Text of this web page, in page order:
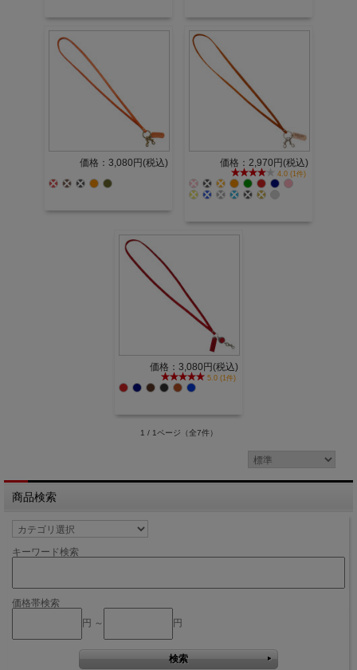
価格：3,080円(税込) 価格：2,970円(税込)
4.0 (1件)
価格：3,080円(税込)
5.0 (1件)
1 / 1ページ （全7件）
商品検索
キーワード検索
価格帯検索
円 ～
円